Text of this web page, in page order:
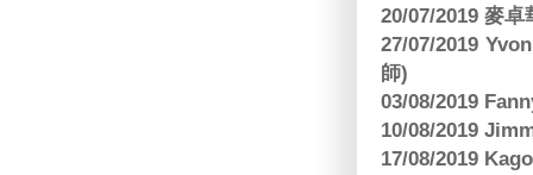
20/07/2019 麥
27/07/2019
師)
03/08/2019
10/08/2019
17/08/2019